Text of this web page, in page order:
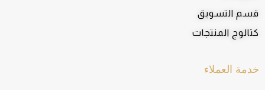
خدمة العملاء
قسم التسويق
كتالوج المنتجات